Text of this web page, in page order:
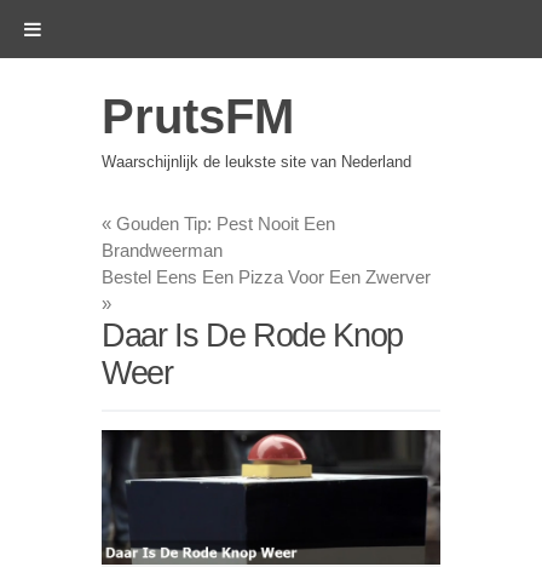
PrutsFM
Waarschijnlijk de leukste site van Nederland
« Gouden Tip: Pest Nooit Een
Brandweerman
Bestel Eens Een Pizza Voor Een Zwerver
»
Daar Is De Rode Knop
Weer